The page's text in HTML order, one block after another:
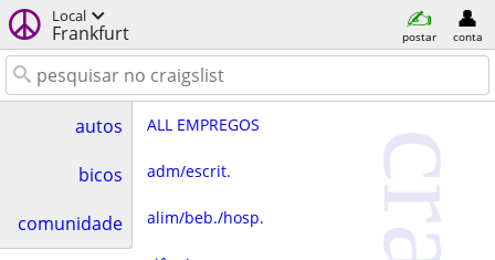
Local
Frankfurt postar conta
autos
bicos
comunidade
ALL EMPREGOS
adm/escrit.
alim/beb./hosp.